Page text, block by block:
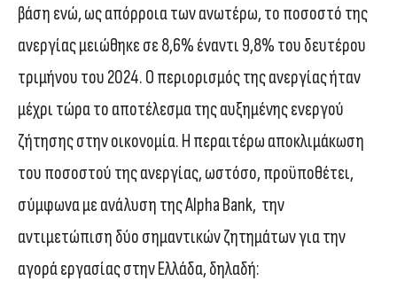
βάση ενώ, ως απόρροια των ανωτέρω, το ποσοστό της
ανεργίας μειώθηκε σε 8,6% έναντι 9,8% του δευτέρου
τριμήνου του 2024. Ο περιορισμός της ανεργίας ήταν
μέχρι τώρα το αποτέλεσμα της αυξημένης ενεργού
ζήτησης στην οικονομία. Η περαιτέρω αποκλιμάκωση
του ποσοστού της ανεργίας, ωστόσο, προϋποθέτει,
σύμφωνα με ανάλυση της Alpha Bank, την
αντιμετώπιση δύο σημαντικών ζητημάτων για την
αγορά εργασίας στην Ελλάδα, δηλαδή: